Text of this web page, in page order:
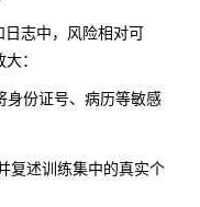
志中，风险相对可
：
身份证号、病历等敏感
复述训练集中的真实个